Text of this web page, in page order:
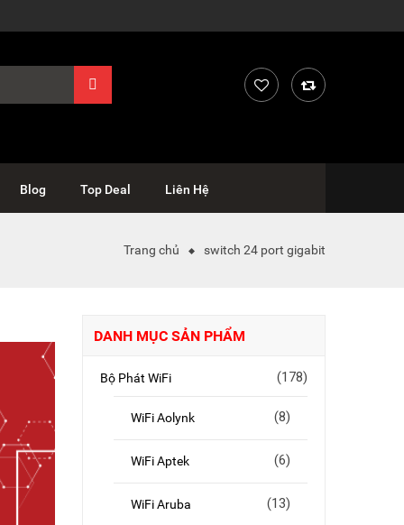
Blog Top Deal Liên Hệ
Trang chủ switch 24 port gigabit
DANH MỤC SẢN PHẨM
Bộ Phát WiFi (178)
WiFi Aolynk (8)
WiFi Aptek (6)
WiFi Aruba (13)